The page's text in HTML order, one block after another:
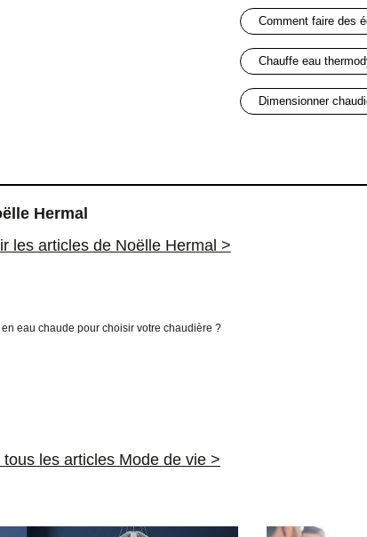
comment faire des
chauffe eau
dimensionner
Hermal
les articles de Noëlle Hermal >
eau chaude pour choisir votre chaudière ?
tous les articles Mode de vie >